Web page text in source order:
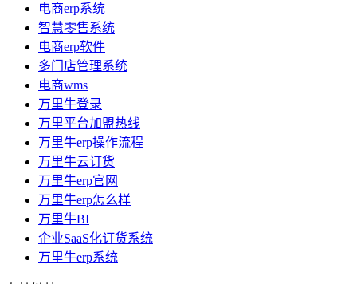
电商erp系统
智慧零售系统
电商erp软件
多门店管理系统
电商wms
万里牛登录
万里平台加盟热线
万里牛erp操作流程
万里牛云订货
万里牛erp官网
万里牛erp怎么样
万里牛BI
企业SaaS化订货系统
万里牛erp系统